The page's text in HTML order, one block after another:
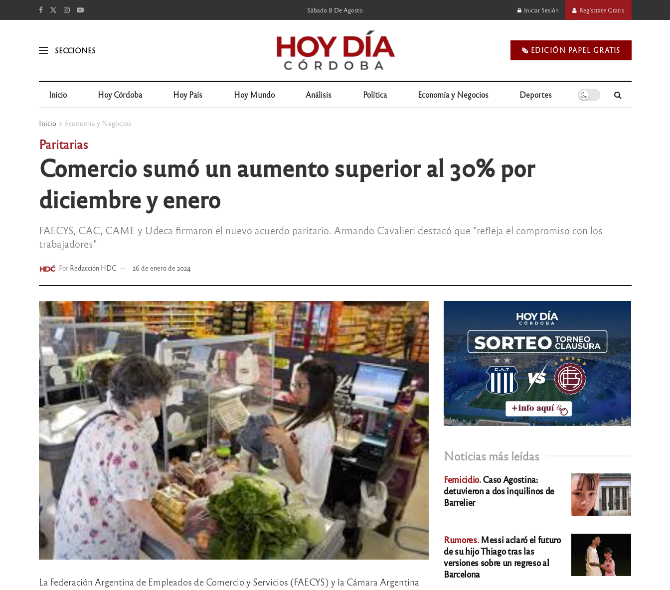
Sábado 8 De Agosto Iniciar Sesión Regístrate Gratis
SECCIONES 🗞️ EDICIÓN PAPEL GRATIS
Inicio Hoy Córdoba Hoy País Hoy Mundo Análisis Política Economía y Negocios Deportes
Inicio Economía y Negocios
Paritarias
Comercio sumó un aumento superior al 30% por
diciembre y enero
FAECYS, CAC, CAME y Udeca firmaron el nuevo acuerdo paritario. Armando Cavalieri destacó que "refleja el compromiso con los
trabajadores"
Por Redacción HDC 26 de enero de 2024
La Federación Argentina de Empleados de Comercio y Servicios (FAECYS) y la Cámara Argentina
Noticias más leídas
Femicidio.Caso Agostina:
detuvieron a dos inquilinos de
Barrelier
Rumores.Messi aclaró el futuro
de su hijo Thiago tras las
versiones sobre un regreso al
Barcelona